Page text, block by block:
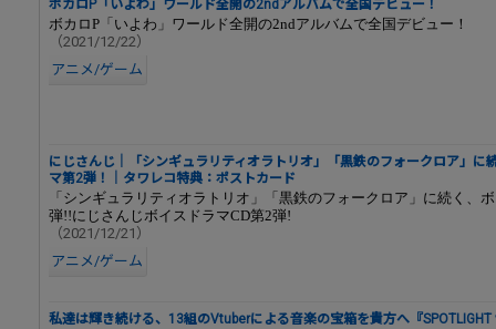
ボカロP「いよわ」ワールド全開の2ndアルバムで全国デビュー！
ボカロP「いよわ」ワールド全開の2ndアルバムで全国デビュー！
（2021/12/22）
アニメ/ゲーム
にじさんじ｜「シンギュラリティオラトリオ」「黒鉄のフォークロア」に
マ第2弾！｜タワレコ特典：ポストカード
「シンギュラリティオラトリオ」「黒鉄のフォークロア」に続く、
弾!!にじさんじボイスドラマCD第2弾!
（2021/12/21）
アニメ/ゲーム
私達は輝き続ける、13組のVtuberによる音楽の宝箱を貴方へ『